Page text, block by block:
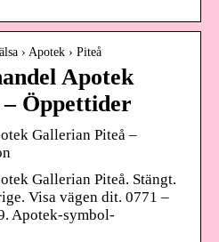
› Apotek › Piteå
Apotek
Öppettider
Gallerian Piteå –
Gallerian Piteå. Stängt.
Visa vägen dit. 0771 –
Apotek-symbol-